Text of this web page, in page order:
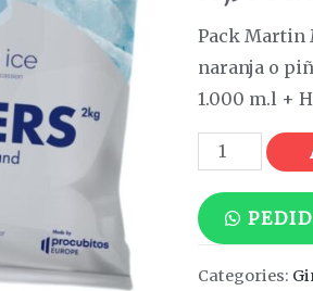
Pack Martin
naranja o
1.000 m.l +
Martin
Miller
quantity
Categories: